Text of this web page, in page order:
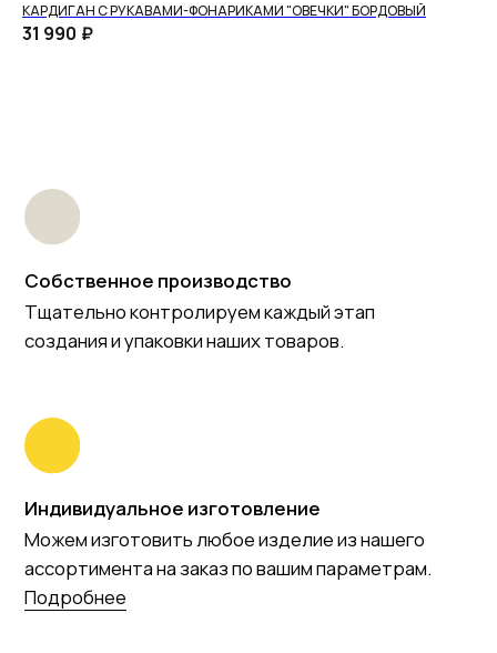
КАРДИГАН С РУКАВАМИ-ФОНАРИКАМИ "ОВЕЧКИ" БОРДОВЫЙ
31 990 ₽